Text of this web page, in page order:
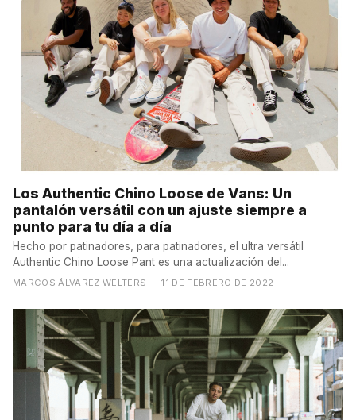
Los Authentic Chino Loose de Vans: Un
pantalón versátil con un ajuste siempre a
punto para tu día a día
Hecho por patinadores, para patinadores, el ultra versátil
Authentic Chino Loose Pant es una actualización del...
MARCOS ÁLVAREZ WELTERS — 11 DE FEBRERO DE 2022